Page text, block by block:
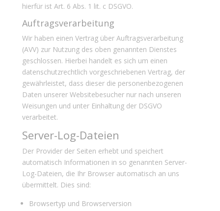
hierfür ist Art. 6 Abs. 1 lit. c DSGVO.
Auftragsverarbeitung
Wir haben einen Vertrag über Auftragsverarbeitung
(AVV) zur Nutzung des oben genannten Dienstes
geschlossen. Hierbei handelt es sich um einen
datenschutzrechtlich vorgeschriebenen Vertrag, der
gewährleistet, dass dieser die personenbezogenen
Daten unserer Websitebesucher nur nach unseren
Weisungen und unter Einhaltung der DSGVO
verarbeitet.
Server-Log-Dateien
Der Provider der Seiten erhebt und speichert
automatisch Informationen in so genannten Server-
Log-Dateien, die Ihr Browser automatisch an uns
übermittelt. Dies sind:
Browsertyp und Browserversion